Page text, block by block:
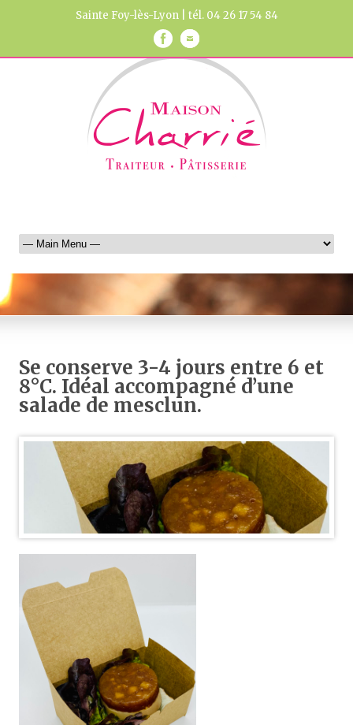
Sainte Foy-lès-Lyon | tél. 04 26 17 54 84
Se conserve 3-4 jours entre 6 et
8°C. Idéal accompagné d’une
salade de mesclun.